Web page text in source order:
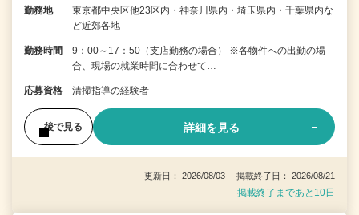
勤務地
東京都中央区他23区内・神奈川県内・埼玉県内・千葉県内な
ど近郊各地
勤務時間
9：00～17：50（支店勤務の場合） ※各物件への出勤の場
合、現場の就業時間に合わせて…
応募資格 清掃指導の経験者
後で見る 詳細を見る
更新日： 2026/08/03 掲載終了日： 2026/08/21
掲載終了まであと10日